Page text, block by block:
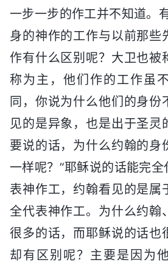
一步一步的作工并不知道。
身的神作的工作与以前那些
作有什么区别呢？大卫也被
称为主，他们作的工作虽
同，你说为什么他们的身份
见的是异象，也是出于圣灵
要说的话，为什么约翰的身
一样呢？”耶稣说的话能完
表神作工，约翰看见的是属
全代表神作工。为什么约翰
很多的话，而耶稣说的话也
却有区别呢？主要是因为